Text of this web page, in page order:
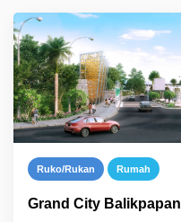
Ruko/Rukan Rumah
Grand City Balikpapan